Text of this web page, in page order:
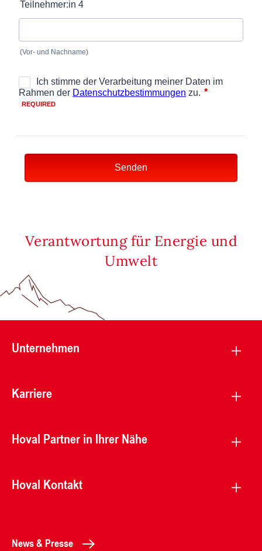
Verantwortung für Energie und
Umwelt
Unternehmen
Karriere
Hoval Partner in Ihrer Nähe
Hoval Kontakt
News & Presse